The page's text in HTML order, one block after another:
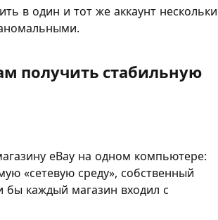
в один и тот же аккаунт
получить стабильную
eBay на одном компьютере:
«сетевую среду», собственный
бы каждый магазин входил с